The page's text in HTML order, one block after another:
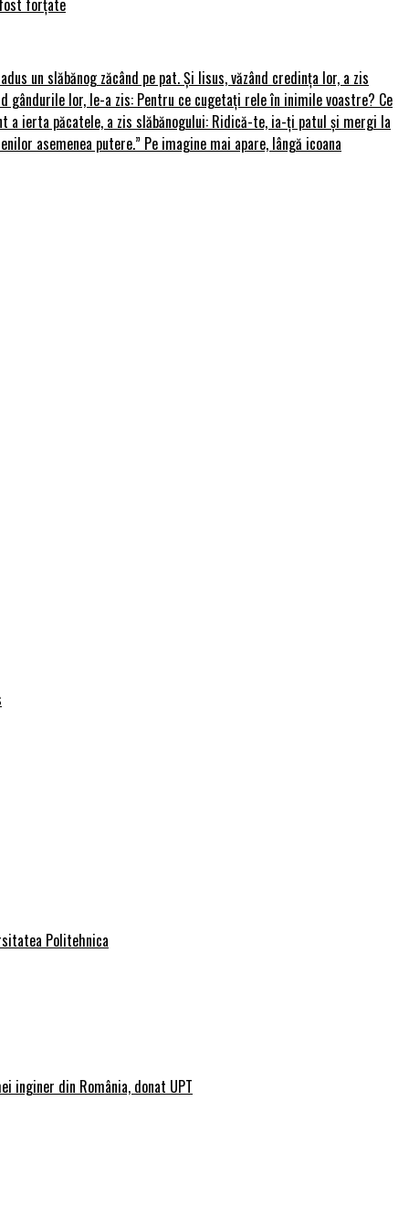
forțate
un slăbănog zăcând pe pat. Și Iisus, văzând credința lor, a zis
lor, le-a zis: Pentru ce cugetați rele în inimile voastre? Ce
a ierta păcatele, a zis slăbănogului: Ridică-te, ia-ți patul și mergi la
asemenea putere.” Pe imagine mai apare, lângă icoana
Politehnica
inginer din România, donat UPT